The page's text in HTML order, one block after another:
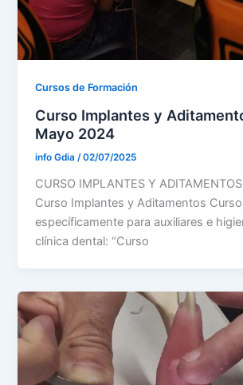
Cursos de Formación
Curso Implantes y
Mayo 2024
info Gdia/02/07/2025
CURSO IMPLANTES Y
Curso Implantes y Aditamentos
específicamente para auxiliares e
clínica dental: “Curso